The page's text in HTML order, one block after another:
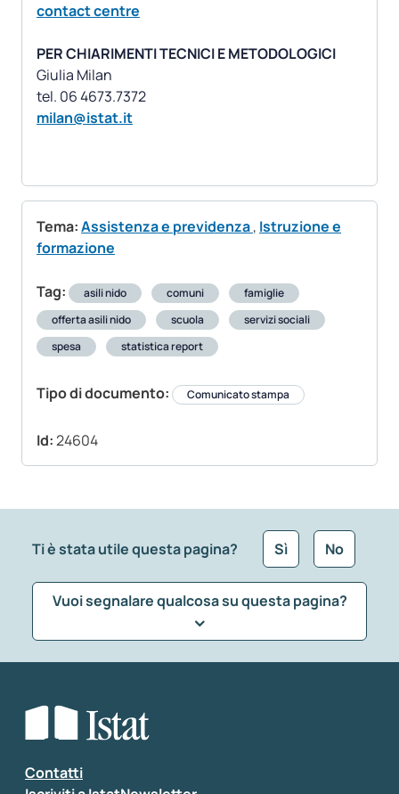
contact centre
PER CHIARIMENTI TECNICI E METODOLOGICI
Giulia Milan
milan@istat.it
Tema:Assistenza e previdenza, Istruzione e
formazione
Tag: asili nido comuni
famiglie
offerta asili nido
scuola
servizi sociali
spesa
statistica report
Tipo di documento: Comunicato stampa
Id:24604
Ti è stata utile questa pagina? Sì No
Vuoi segnalare qualcosa su questa pagina?
Seleziona la tipologia della segnalazione
Inserisci il tuo commento
Contatti